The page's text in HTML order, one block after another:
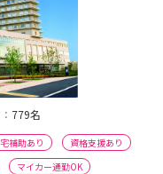
779名
補助あり
資格支援あり
マイカー通勤OK